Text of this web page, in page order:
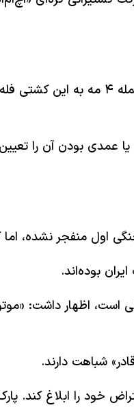
وزارت امور خارجه کره جنوبی این ارزیابی را در یک نشست خبری
یا عمدی بودن آن را
بوده‌اند.
است، اظهار داشت:
شباهت دارند.
خود را ابلاغ کند.